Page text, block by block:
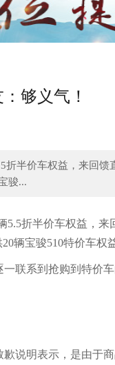
够义气！
半价车权益，来回馈
骏...
折半价车权益，来
辆宝骏510特价车权益
联系到抢购到特价车
说明表示，是由于